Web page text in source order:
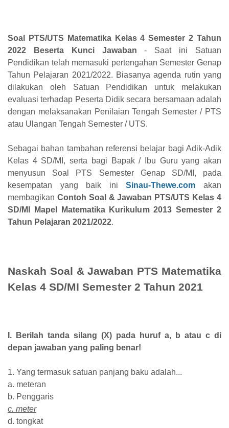
Soal PTS/UTS Matematika Kelas 4 Semester 2 Tahun
2022 Beserta Kunci Jawaban - Saat ini Satuan
Pendidikan telah memasuki pertengahan Semester Genap
Tahun Pelajaran 2021/2022. Biasanya agenda rutin yang
dilakukan oleh Satuan Pendidikan untuk melakukan
evaluasi terhadap Peserta Didik secara bersamaan adalah
dengan melaksanakan Penilaian Tengah Semester / PTS
atau Ulangan Tengah Semester / UTS.
Sebagai bahan tambahan referensi belajar bagi Adik-Adik
Kelas 4 SD/MI, serta bagi Bapak / Ibu Guru yang akan
menyusun Soal PTS Semester Genap SD/MI, pada
kesempatan yang baik iniSinau-Thewe.com akan
membagikan Contoh Soal & Jawaban PTS/UTS Kelas 4
SD/MI Mapel Matematika Kurikulum 2013 Semester 2
Tahun Pelajaran 2021/2022.
Naskah Soal & Jawaban PTS Matematika
Kelas 4 SD/MI Semester 2 Tahun 2021
I. Berilah tanda silang (X) pada huruf a, b atau c di
depan jawaban yang paling benar!
1. Yang termasuk satuan panjang baku adalah...
a. meteran
b. Penggaris
c. meter
d. tongkat